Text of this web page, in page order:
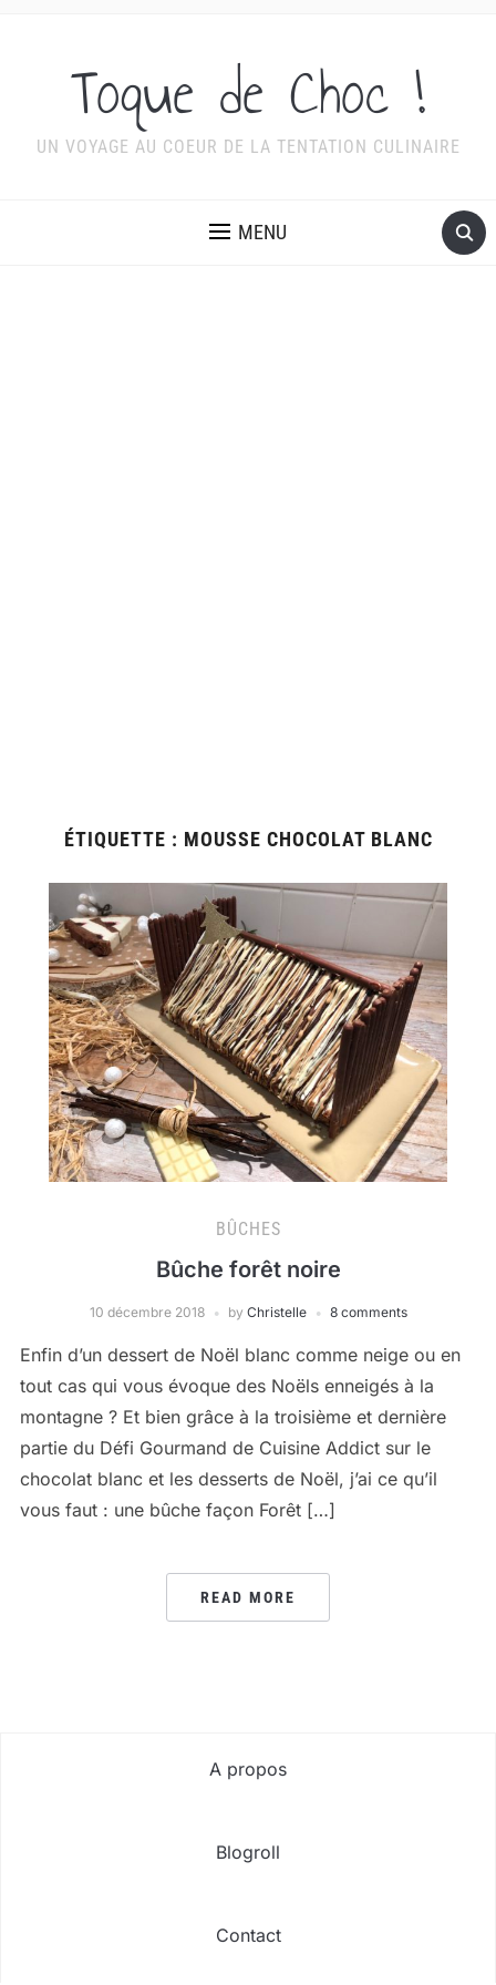
Toque de Choc !
UN VOYAGE AU COEUR DE LA TENTATION CULINAIRE
MENU
ÉTIQUETTE : MOUSSE CHOCOLAT BLANC
BÛCHES
Bûche forêt noire
10 décembre 2018 by Christelle 8 comments
Enfin d’un dessert de Noël blanc comme neige ou en
tout cas qui vous évoque des Noëls enneigés à la
montagne ? Et bien grâce à la troisième et dernière
partie du Défi Gourmand de Cuisine Addict sur le
chocolat blanc et les desserts de Noël, j’ai ce qu’il
vous faut : une bûche façon Forêt […]
READ MORE
A propos
Blogroll
Contact